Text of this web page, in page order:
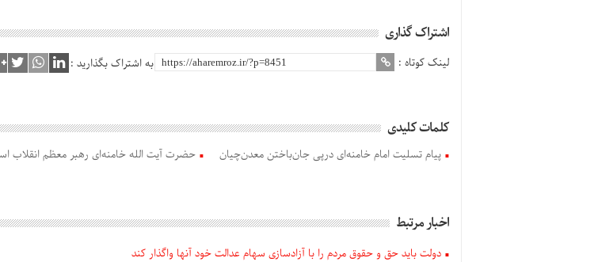
اشتراک گذاری
لینک کوتاه : به اشتراک بگذارید :
کلمات کلیدی
پیام تسلیت امام خامنه‌ای درپی جان‌باختن معدن‌چیان حضرت آیت الله خامنه‌ای رهبر معظم انقلاب
اخبار مرتبط
دولت باید حق و حقوق مردم را با آزادسازی سهام عدالت خود آنها واگذار کند